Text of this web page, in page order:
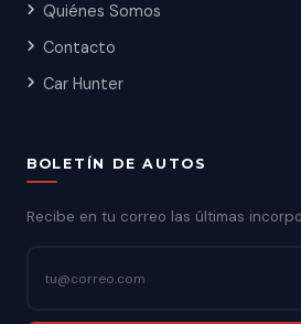
Quiénes Somos
Contacto
Car Hunter
BOLETÍN DE AUTOS
Recibe en tu correo las últimas